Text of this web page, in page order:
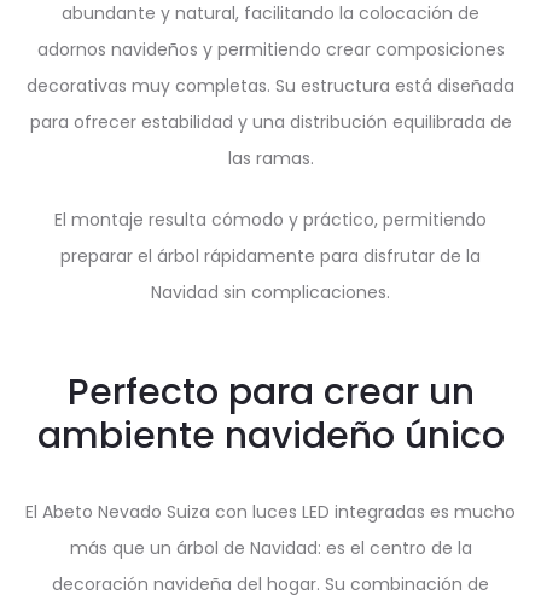
abundante y natural, facilitando la colocación de
adornos navideños y permitiendo crear composiciones
decorativas muy completas. Su estructura está diseñada
para ofrecer estabilidad y una distribución equilibrada de
las ramas.
El montaje resulta cómodo y práctico, permitiendo
preparar el árbol rápidamente para disfrutar de la
Navidad sin complicaciones.
Perfecto para crear un
ambiente navideño único
El Abeto Nevado Suiza con luces LED integradas es mucho
más que un árbol de Navidad: es el centro de la
decoración navideña del hogar. Su combinación de